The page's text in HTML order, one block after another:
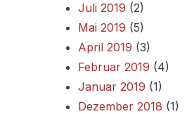
Juli 2019 (2)
Mai 2019 (5)
April 2019 (3)
Februar 2019 (4)
Januar 2019 (1)
Dezember 2018 (1)